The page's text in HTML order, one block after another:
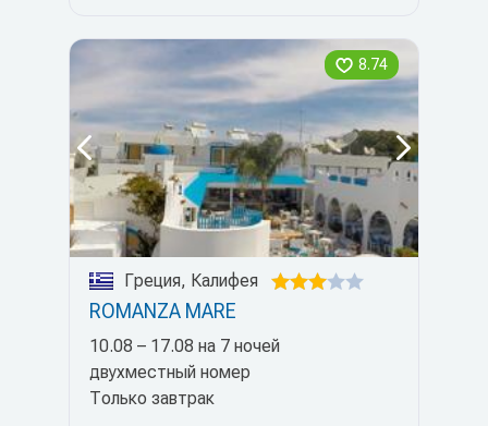
8.74
Греция, Калифея
ROMANZA MARE
10.08 – 17.08 на 7 ночей
двухместный номер
Только завтрак